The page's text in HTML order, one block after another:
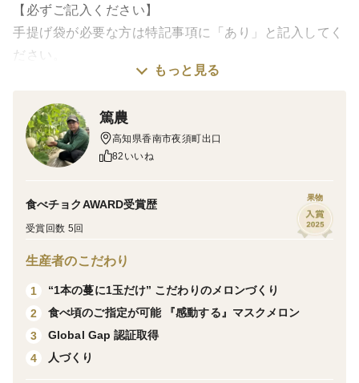
【必ずご記入ください】
手提げ袋が必要な方は特記事項に「あり」と記入してく
ださい。
リボンについては金、銀、赤、青、いずれかを選ぶこと
※特に記載がない方は金リボンのみつけて発送いたしま
す。
Q.メッセージカードはつけられますか？
A.可能でございます。贈答品、厳選品を選択頂いた場合
はメッセージ内容もご要望に沿った形で対応いたします
もっと見る
篤農
高知県香南市夜須町出口
82いいね
食べチョクAWARD受賞歴
受賞回数 5回
果物
生産者のこだわり
1
“1本の蔓に1玉だけ” こだわりのメロンづくり
2
食べ頃のご指定が可能 『感動する』マスクメロン
3
Global Gap 認証取得
4
人づくり